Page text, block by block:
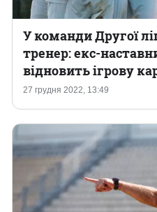
27 грудня 2022, 13:49
У команди Другої
тренер: екс-
відновить ігрову